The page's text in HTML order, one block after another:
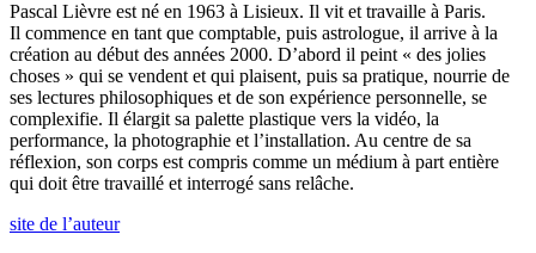
Pascal Lièvre est né en 1963 à Lisieux. Il vit et travaille à Paris.
Il commence en tant que comptable, puis astrologue, il arrive à la
création au début des années 2000. D’abord il peint « des jolies
choses » qui se vendent et qui plaisent, puis sa pratique, nourrie de
ses lectures philosophiques et de son expérience personnelle, se
complexifie. Il élargit sa palette plastique vers la vidéo, la
performance, la photographie et l’installation. Au centre de sa
réflexion, son corps est compris comme un médium à part entière
qui doit être travaillé et interrogé sans relâche.
site de l’auteur